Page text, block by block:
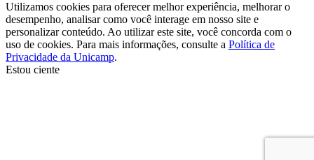
Utilizamos cookies para oferecer melhor experiência, melhorar o
desempenho, analisar como você interage em nosso site e
personalizar conteúdo. Ao utilizar este site, você concorda com o
uso de cookies. Para mais informações, consulte a Política de
Privacidade da Unicamp.
Estou ciente